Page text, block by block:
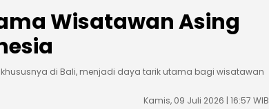
Wisatawan Asing
di Bali, menjadi daya tarik utama bagi wisatawan
Kamis, 09 Juli 2026 | 16:57 WIB